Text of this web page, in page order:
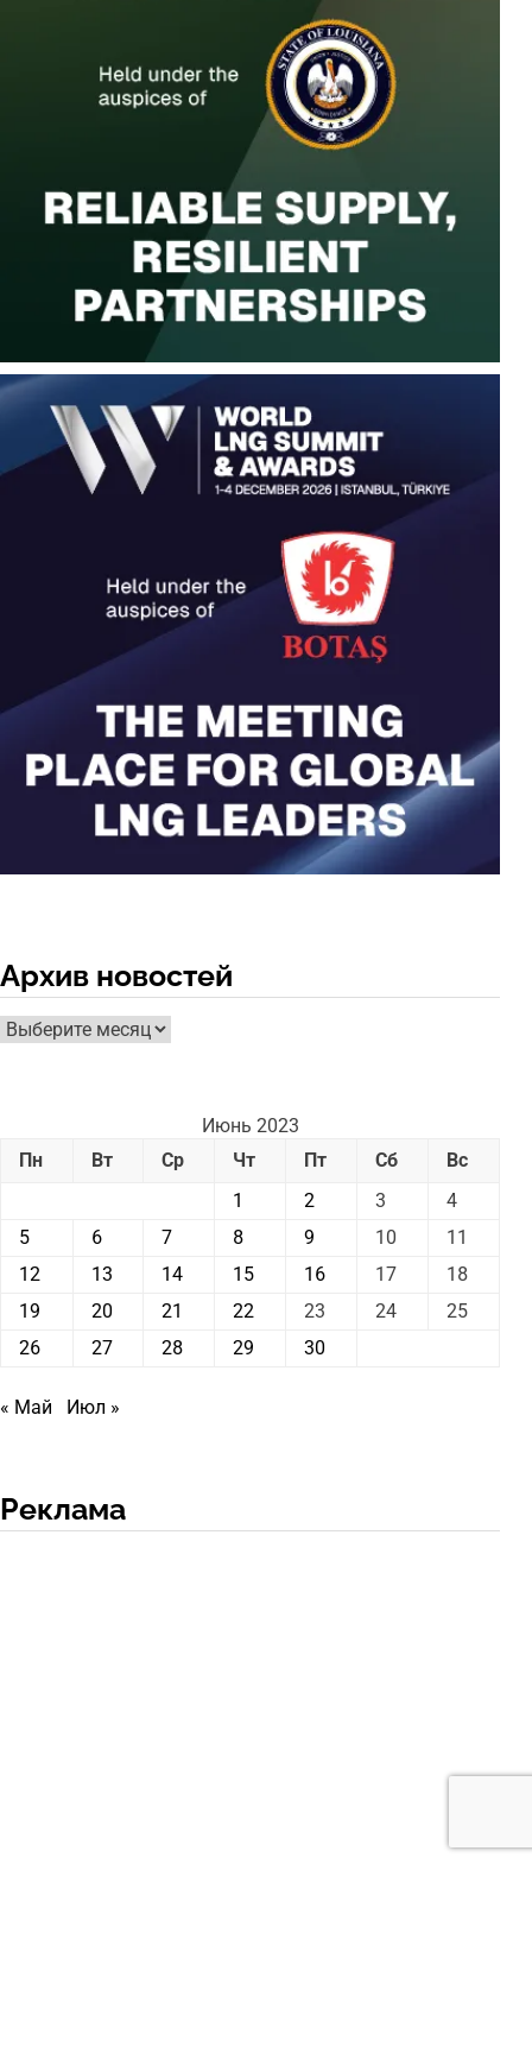
Архив новостей
Архив
новостей
Июнь 2023
Пн
Вт Ср Чт Пт Сб
Вс
1
2 3
4
5
6 7 8 9 10
11
12
13 14 15 16 17
18
19
20 21 22 23 24
25
26
27 28 29 30
« Май Июл »
Реклама